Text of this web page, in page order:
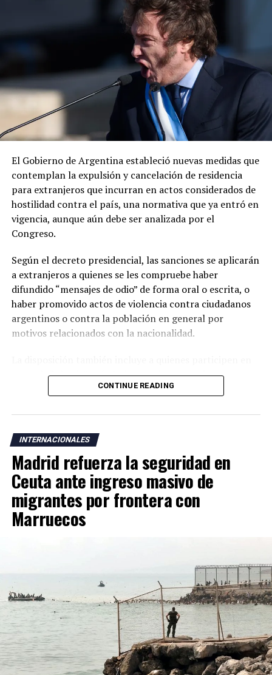
ADVERTISEMENT
«Envía otro mensaje claro: los delincuentes no tienen
dónde esconderse», expresó el diplomático, quien
desmantelar los cárteles y llevar ante la justicia a los
responsables de delitos violentos continúa dando
resultados.
El Gobierno de Argentina estableció nuevas medidas que
contemplan la expulsión y cancelación de residencia
para extranjeros que incurran en actos considerados de
hostilidad contra el país, una normativa que ya entró en
vigencia, aunque aún debe ser analizada por el
Congreso.
Según el decreto presidencial, las sanciones se aplicarán
a extranjeros a quienes se les compruebe haber
difundido “mensajes de odio” de forma oral o escrita, o
haber promovido actos de violencia contra ciudadanos
argentinos o contra la población en general por
motivos relacionados con la nacionalidad.
actos de “ultraje” a símbolos patrios argentinos o
incentiven la realización de acciones contempladas
Argentina mantiene una larga tradición migratoria y su
Constitución garantiza a los residentes derechos civiles,
además del acceso a servicios como salud, educación y
vivienda bajo determinadas condiciones legales.
La medida fue anunciada después de que el presidente
Javier Milei denunciara la existencia de una supuesta
“campaña antiargentina”, señalamiento para el cual no
como al Partido Demócrata de Estados Unidos.
ADVERTISEMENT
CONTINUE READING
INTERNACIONALES
Madrid refuerza la seguridad en
Ceuta ante ingreso masivo de
migrantes por frontera con
Marruecos